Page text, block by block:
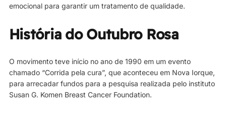
emocional para garantir um tratamento de qualidade.
História do Outubro Rosa
O movimento teve início no ano de 1990 em um evento
chamado “Corrida pela cura”, que aconteceu em Nova Iorque,
para arrecadar fundos para a pesquisa realizada pelo instituto
Susan G. Komen Breast Cancer Foundation.